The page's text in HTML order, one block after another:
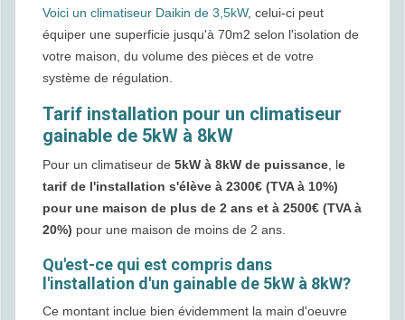
Voici un climatiseur Daikin de 3,5kW, celui-ci peut
équiper une superficie jusqu'à 70m2 selon l'isolation de
votre maison, du volume des pièces et de votre
système de régulation.
Tarif installation pour un climatiseur
gainable de 5kW à 8kW
Pour un climatiseur de 5kW à 8kW de puissance, le
tarif de l'installation s'élève à 2300€ (TVA à 10%)
pour une maison de plus de 2 ans et à 2500€ (TVA à
20%) pour une maison de moins de 2 ans.
Qu'est-ce qui est compris dans
l'installation d'un gainable de 5kW à 8kW?
Ce montant inclue bien évidemment la main d'oeuvre